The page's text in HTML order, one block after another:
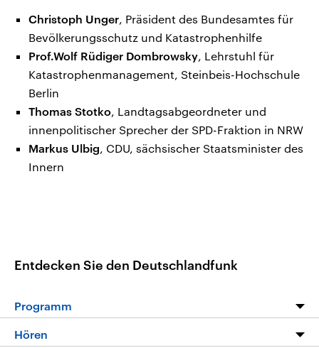
Christoph Unger, Präsident des Bundesamtes für
Bevölkerungsschutz und Katastrophenhilfe
Prof.Wolf Rüdiger Dombrowsky, Lehrstuhl für
Katastrophenmanagement, Steinbeis-Hochschule
Berlin
Thomas Stotko, Landtagsabgeordneter und
innenpolitischer Sprecher der SPD-Fraktion in NRW
Markus Ulbig, CDU, sächsischer Staatsminister des
Innern
Entdecken Sie den Deutschlandfunk
Programm
Programm
Hören